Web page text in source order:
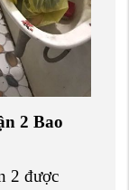
2 Bao
2 được